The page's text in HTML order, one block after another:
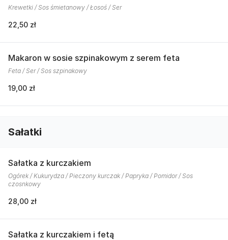
Krewetki / Sos śmietanowy / Łosoś / Ser
22,50 zł
Makaron w sosie szpinakowym z serem feta
Feta / Ser / Sos szpinakowy
19,00 zł
Sałatki
Sałatka z kurczakiem
Ogórek / Kukurydza / Pieczony kurczak / Papryka / Pomidor / Sos
czosnkowy
28,00 zł
Sałatka z kurczakiem i fetą